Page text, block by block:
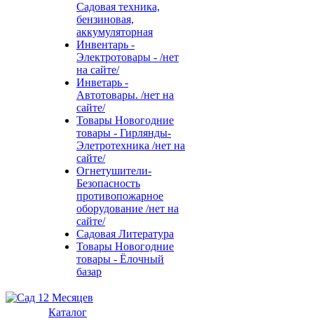
Садовая техника,
бензиновая,
аккумуляторная
Инвентарь -
Электротовары - /нет
на сайте/
Инветарь -
Автотовары. /нет на
сайте/
Товары Новогодние
товары - Гирлянды-
Элетротехника /нет на
сайте/
Огнетушители-
Безопасность
противопожарное
оборудование /нет на
сайте/
Садовая Литература
Товары Новогодние
товары - Ёлочный
базар
Каталог